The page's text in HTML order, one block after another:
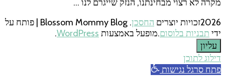
מקרה לא רצוי מבחינתנו, הנזק שייגרם לנו …
2026זכויות יוצרים
החסכן.
Blossom Mommy Blog | פותח על
ידי תבניות בלוסום.מופעל באמצעות WordPress
.
עליון
דילוג לתוכן
פתח סרגל נגישות